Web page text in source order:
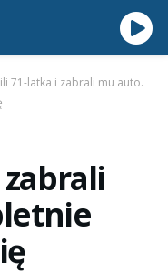
71-latka i zabrali mu auto.